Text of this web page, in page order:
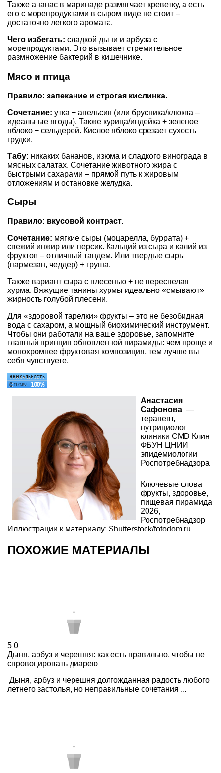
Также ананас в маринаде размягчает креветку, а есть
его с морепродуктами в сыром виде не стоит –
достаточно легкого аромата.
Чего избегать: сладкой дыни и арбуза с
морепродуктами. Это вызывает стремительное
размножение бактерий в кишечнике.
Мясо и птица
Правило: запекание и строгая кислинка.
Сочетание: утка + апельсин (или брусника/клюква –
идеальные ягоды). Также курица/индейка + зеленое
яблоко + сельдерей. Кислое яблоко срезает сухость
грудки.
Табу: никаких бананов, изюма и сладкого винограда в
мясных салатах. Сочетание животного жира с
быстрыми сахарами – прямой путь к жировым
отложениям и остановке желудка.
Сыры
Правило: вкусовой контраст.
Сочетание: мягкие сыры (моцарелла, буррата) +
свежий инжир или персик. Кальций из сыра и калий из
фруктов – отличный тандем. Или твердые сыры
(пармезан, чеддер) + груша.
Также вариант сыра с плесенью + не переспелая
хурма. Вяжущие танины хурмы идеально «смывают»
жирность голубой плесени.
Для «здоровой тарелки» фрукты – это не безобидная
вода с сахаром, а мощный биохимический инструмент.
Чтобы они работали на ваше здоровье, запомните
главный принцип обновленной пирамиды: чем проще и
монохромнее фруктовая композиция, тем лучше вы
себя чувствуете.
Анастасия
Сафонова —
терапевт,
нутрициолог
клиники CMD Клин
ФБУН ЦНИИ
эпидемиологии
Роспотребнадзора
Ключевые слова
фрукты, здоровье,
пищевая пирамида
2026,
Роспотребнадзор
Иллюстрации к материалу: Shutterstock/fotodom.ru
ПОХОЖИЕ МАТЕРИАЛЫ
5 0
Дыня, арбуз и черешня: как есть правильно, чтобы не
спровоцировать диарею
Дыня, арбуз и черешня долгожданная радость любого
летнего застолья, но неправильные сочетания ...